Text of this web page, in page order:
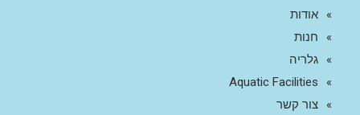
אודות
חנות
גלריה
Aquatic Facilities
צור קשר